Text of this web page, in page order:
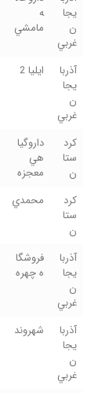
يجا
ن
غربي
ه
مامشي
آذربا
يجا
ن
غربي
ايليا 2
کرد
ستا
ن
داروگيا
هي
معجزه
کرد
ستا
ن
محمدي
آذربا
يجا
ن
غربي
فروشگا
ه چهره
آذربا
يجا
ن
غربي
شهروند